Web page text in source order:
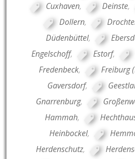
Cuxhaven, Deinste,
Dollern,
Düdenbüttel,
Engelschoff, Estorf,
Fredenbeck, Freiburg
Gaversdorf,
Gnarrenburg,
Hammah,
Heinbockel,
Herdenschutz,